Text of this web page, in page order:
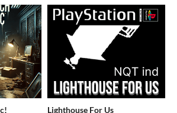
Lighthouse For Us